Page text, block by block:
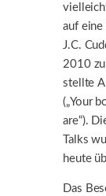
auf eine
J.C.
2010
stellte
(„Your
are“).
Talks
heute
Das